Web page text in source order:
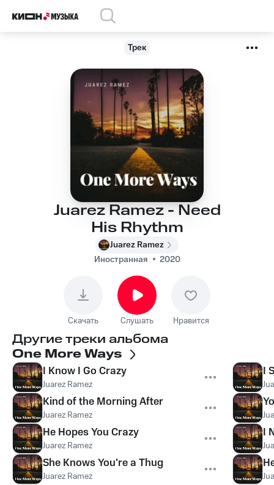
Трек
Juarez Ramez - Need
His Rhythm
Juarez Ramez
Иностранная
2020
Скачать Слушать Нравится
Другие треки альбома
One More Ways
I Know I Go Crazy
Juarez Ramez
Kind of the Morning After
Juarez Ramez
He Hopes You Crazy
Juarez Ramez
She Knows You're a Thug
Juarez Ramez
I
I